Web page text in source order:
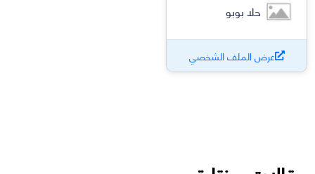
حلا بوبو
عرض الملف الشخصي